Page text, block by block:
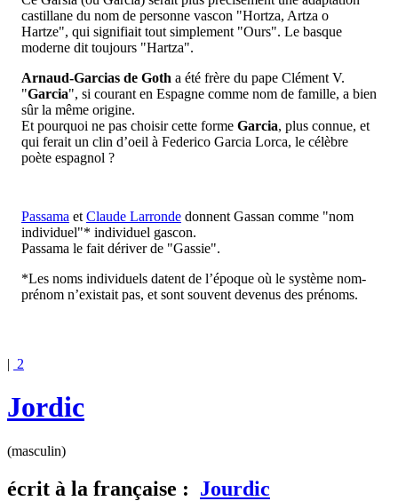
castillane du nom de personne vascon "Hortza, Artza o
Hartze", qui signifiait tout simplement "Ours". Le basque
moderne dit toujours "Hartza".
Arnaud-Garcias de Goth a été frère du pape Clément V.
"Garcia", si courant en Espagne comme nom de famille, a bien
sûr la même origine.
Et pourquoi ne pas choisir cette forme Garcia, plus connue, et
qui ferait un clin d’oeil à Federico Garcia Lorca, le célèbre
poète espagnol ?
Passama et Claude Larronde donnent Gassan comme "nom
individuel"* individuel gascon.
Passama le fait dériver de "Gassie".
*Les noms individuels datent de l’époque où le système nom-
prénom n’existait pas, et sont souvent devenus des prénoms.
| 2
Jordic
(masculin)
écrit à la française : Jourdic